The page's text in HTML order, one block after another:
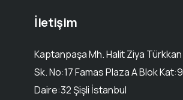
İletişim
Kaptanpaşa Mh. Halit Ziya Türkkan
Sk. No:17 Famas Plaza A Blok Kat:9
Daire:32 Şişli İstanbul